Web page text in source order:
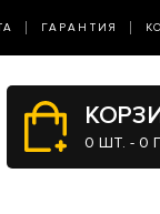
ГАРАНТИЯ
0 ШТ. - 0